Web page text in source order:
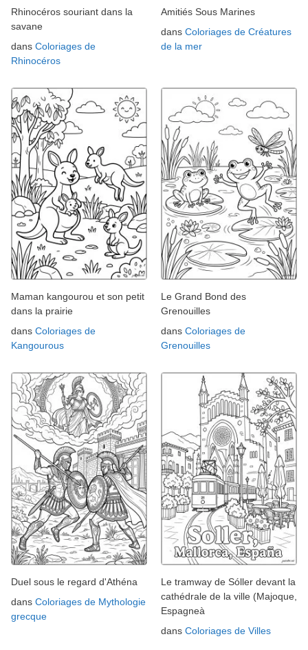
Rhinocéros souriant dans la
savane
dans Coloriages de
Rhinocéros
Amitiés Sous Marines
dans Coloriages de Créatures
de la mer
Maman kangourou et son petit
dans la prairie
dans Coloriages de
Kangourous
Le Grand Bond des
Grenouilles
dans Coloriages de
Grenouilles
Duel sous le regard d'Athéna
dans Coloriages de Mythologie
grecque
Le tramway de Sóller devant la
cathédrale de la ville (Majoque,
Espagneà
dans Coloriages de Villes